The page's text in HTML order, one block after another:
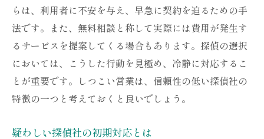
らは、利用者に不安を与え、早急に契約を迫るための手
法です。また、無料相談と称して実際には費用が発生す
るサービスを提案してくる場合もあります。探偵の選択
においては、こうした行動を見極め、冷静に対応するこ
とが重要です。しつこい営業は、信頼性の低い探偵社の
特徴の一つと考えておくと良いでしょう。
疑わしい探偵社の初期対応とは